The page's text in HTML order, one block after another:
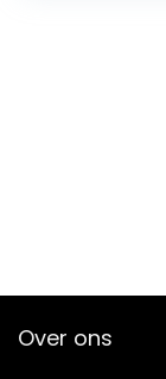
Over ons